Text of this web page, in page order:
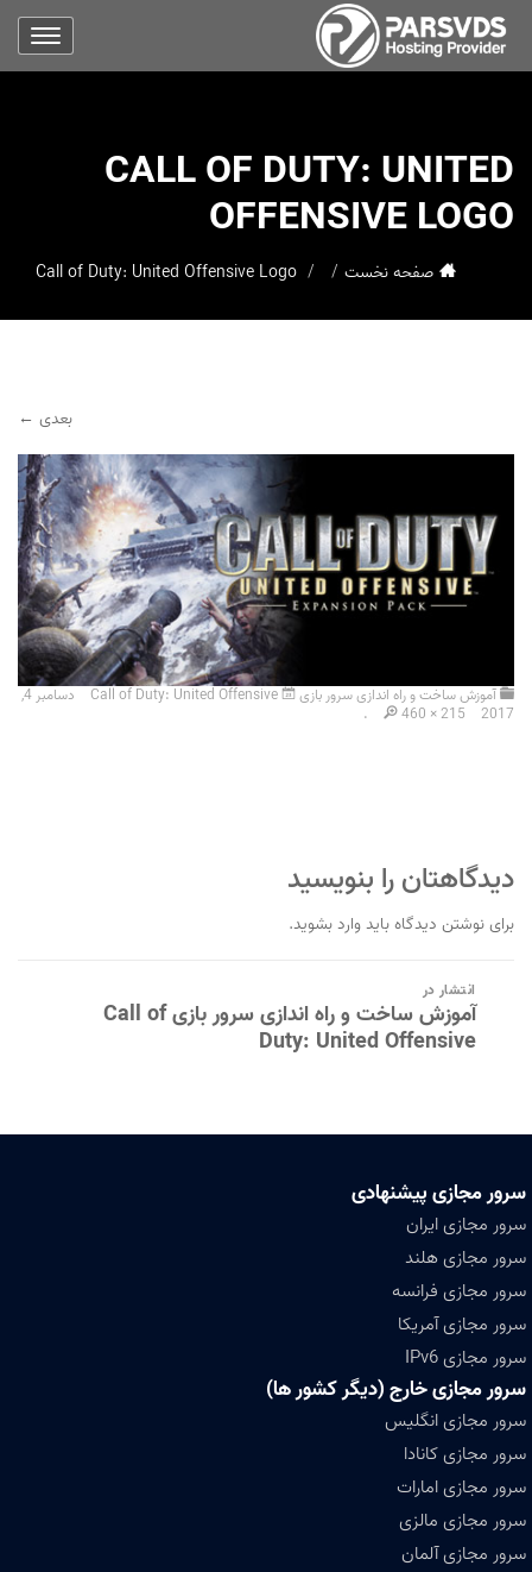
CALL OF DUTY: UNITED
OFFENSIVE LOGO
صفحه نخست Call of Duty: United Offensive Logo
بعدی ←
آموزش ساخت و راه اندازی سرور بازی Call of Duty: United Offensive
دسامبر 4,
2017
460 × 215
.
دیدگاهتان را بنویسید
برای نوشتن دیدگاه بایدوارد بشوید.
راهبری
نوشته
انتشار در
آموزش ساخت و راه اندازی سرور بازی Call of
Duty: United Offensive
سرور مجازی پیشنهادی
سرور مجازی ایران
سرور مجازی هلند
سرور مجازی فرانسه
سرور مجازی آمریکا
سرور مجازی IPv6
سرور مجازی خارج (دیگر کشور ها)
سرور مجازی انگلیس
سرور مجازی کانادا
سرور مجازی امارات
سرور مجازی مالزی
سرور مجازی آلمان